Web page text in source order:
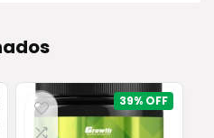
39%